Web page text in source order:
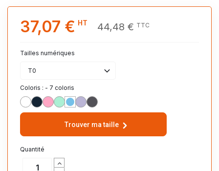
37,07 € HT 44,48 € TTC
Tailles numériques
T0
Coloris : - 7 coloris
BLANCMARINEROSENIL CIEL PARMEANTHRACITE
Trouver ma taille
Quantité